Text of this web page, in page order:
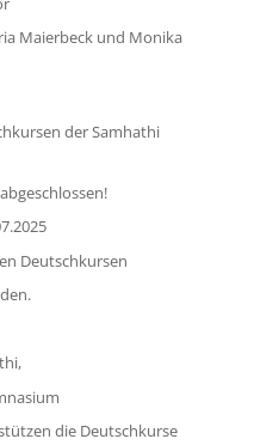
Maierbeck und Monika
der Samhathi
Deutschkursen
die Deutschkurse